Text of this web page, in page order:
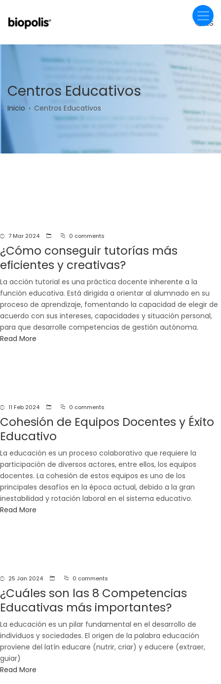
contenido
ES
Centros Educativos
Sobrescribir
enlaces
de
Inicio Centros Educativos
7 Mar 2024 0 comments
¿Cómo conseguir tutorías más
eficientes y creativas?
La acción tutorial es una práctica docente inherente a la
función educativa. Está dirigida a orientar al alumnado en su
proceso de aprendizaje, fomentando la capacidad de elegir de
acuerdo con sus intereses, capacidades y situación personal,
para que desarrolle competencias de gestión autónoma.
Read More
11 Feb 2024 0 comments
Cohesión de Equipos Docentes y Éxito
Educativo
La educación es un proceso colaborativo que requiere la
participación de diversos actores, entre ellos, los equipos
docentes. La cohesión de estos equipos es uno de los
principales desafíos en la época actual, debido a la gran
inestabilidad y rotación laboral en el sistema educativo.
Read More
25 Jan 2024 0 comments
¿Cuáles son las 8 Competencias
Educativas más importantes?
La educación es un pilar fundamental en el desarrollo de
individuos y sociedades. El origen de la palabra educación
proviene del latín educare (nutrir, criar) y educere (extraer,
guiar)
Read More